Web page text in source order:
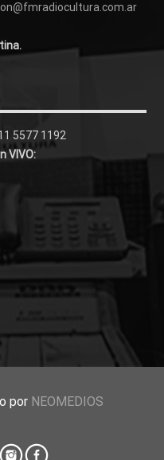
5577 1192
VIVO:
por NEOMEDIOS